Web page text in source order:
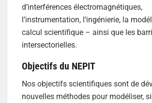
d’interférences électromagnétiques,
l’instrumentation, l’ingénierie, la
calcul scientifique – ainsi que les
intersectorielles.
Objectifs du NEPIT
Nos objectifs scientifiques sont de
nouvelles méthodes pour modéliser,